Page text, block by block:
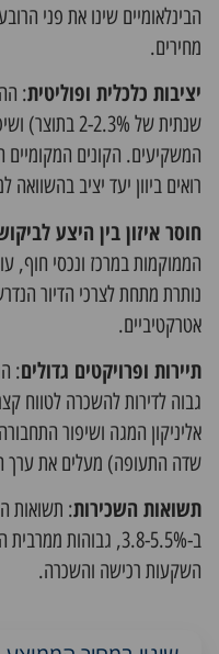
הבינלאומיים שינו את פני
מחירים.
יציבות כלכלית ופוליטית:
שנתית של 2-
המשקיעים. הקונים המקומיים
רואים ביוון יעד יציב בהשוואה
חוסר איזון בין היצע
הממוקמות במרכז ונכסי חוף,
נותרת מתחת לצרכי הדיור
אטרקטיביים.
תיירות ופרויקטים גדולים:
גבוה לדירות להשכרה לטווח
אליניקון המגה ושיפור
שדה התעופה) מעלים את ערך
תשואות השכירות: תשואות
ב-3.8-5.5%, גבוהות
השקעות רכישה והשכרה.